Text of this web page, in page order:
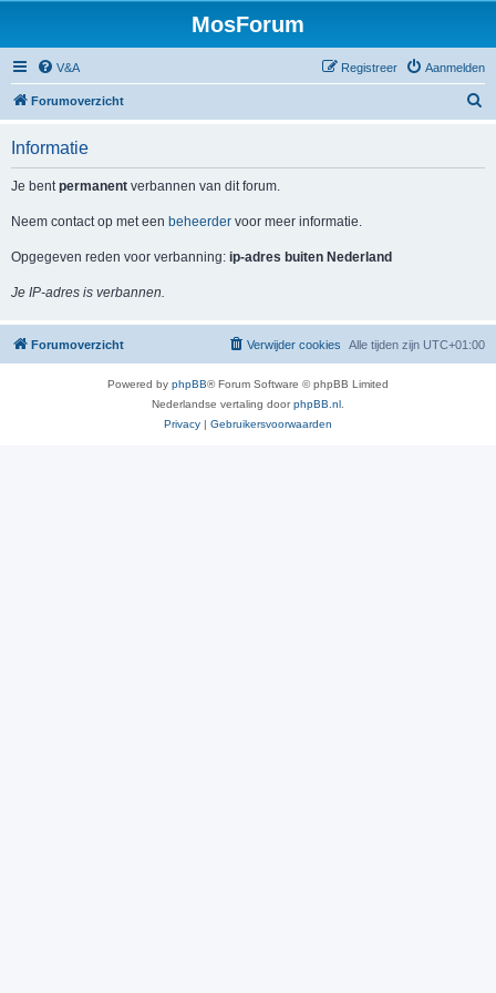
MosForum
V&A Aanmelden
Registreer
Forumoverzicht
Informatie
Je bentpermanent verbannen van dit forum.
Neem contact op met een beheerder voor meer informatie.
Opgegeven reden voor verbanning: ip-adres buiten Nederland
Je IP-adres is verbannen.
Forumoverzicht Alle tijden zijn UTC+01:00
Verwijder cookies
Powered by phpBB® Forum Software © phpBB Limited
Nederlandse vertaling doorphpBB.nl
Privacy | Gebruikersvoorwaarden